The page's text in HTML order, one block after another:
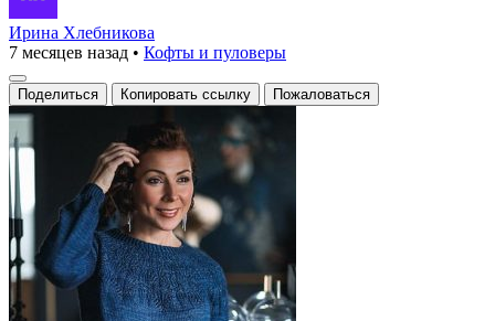
Ирина Хлебникова
7 месяцев назад • Кофты и пуловеры
Поделиться Копировать ссылку Пожаловаться